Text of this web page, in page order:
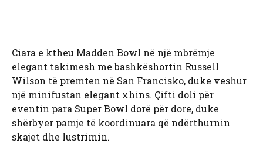
Ciara e ktheu Madden Bowl në një mbrëmje
elegant takimesh me bashkëshortin Russell
Wilson të premten në San Francisko, duke veshur
një minifustan elegant xhins. Çifti doli për
eventin para Super Bowl dorë për dore, duke
shërbyer pamje të koordinuara që ndërthurnin
skajet dhe lustrimin.